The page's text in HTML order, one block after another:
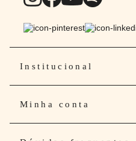
Institucional
Minha conta